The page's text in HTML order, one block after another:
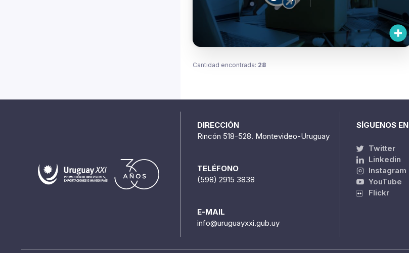
Cantidad encontrada: 28
DIRECCIÓN
Rincón 518-528. Montevideo-Uruguay
TELÉFONO
(598) 2915 3838
E-MAIL
info@uruguayxxi.gub.uy
SÍGUENOS EN
Twitter
Linkedin
Instagram
YouTube
Flickr